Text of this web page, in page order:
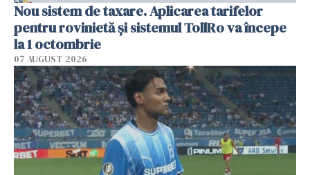
Nou sistem de taxare. Aplicarea tarifelor
pentru rovinietă şi sistemul TollRo va începe
la 1 octombrie
07 AUGUST 2026